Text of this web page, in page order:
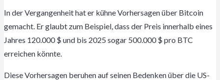
In der Vergangenheit hat er kühne Vorhersagen über Bitcoin
gemacht. Er glaubt zum Beispiel, dass der Preis innerhalb eines
Jahres 120.000 $ und bis 2025 sogar 500.000 $ pro BTC
erreichen könnte.
Diese Vorhersagen beruhen auf seinen Bedenken über die US-